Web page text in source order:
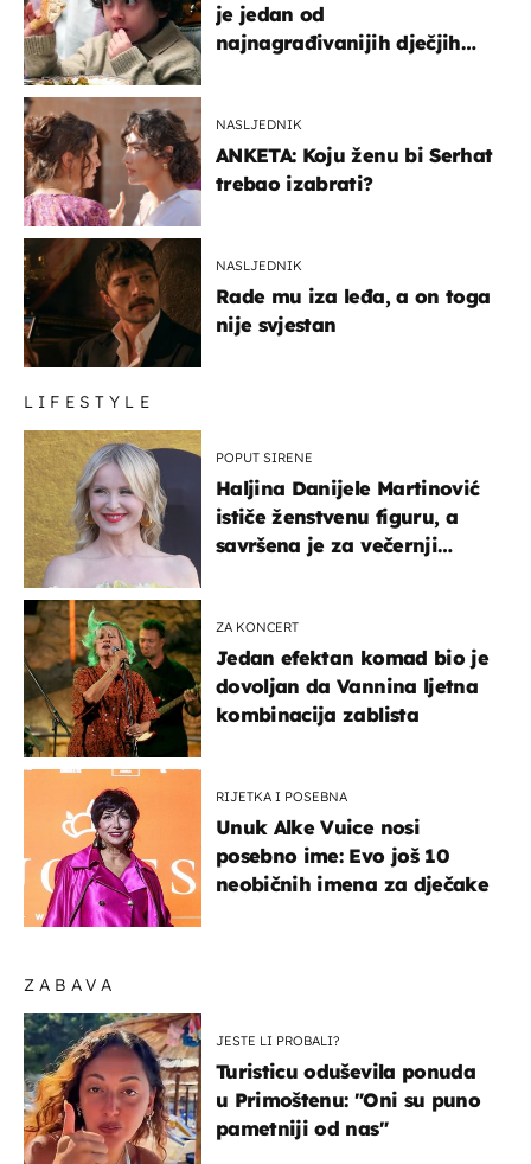
ZABAVA
JESTE LI PROBALI?
Turisticu oduševila ponuda
u Primoštenu: "Oni su puno
pametniji od nas"
je jedan od
najnagrađivanijih dječjih
NASLJEDNIK
ANKETA: Koju ženu bi Serhat
trebao izabrati?
NASLJEDNIK
Rade mu iza leđa, a on toga
nije svjestan
LIFESTYLE
POPUT SIRENE
Haljina Danijele Martinović
ističe ženstvenu figuru, a
savršena je za večernji
ZA KONCERT
Jedan efektan komad bio je
dovoljan da Vannina ljetna
kombinacija zablista
RIJETKA I POSEBNA
Unuk Alke Vuice nosi
posebno ime: Evo još 10
neobičnih imena za dječake